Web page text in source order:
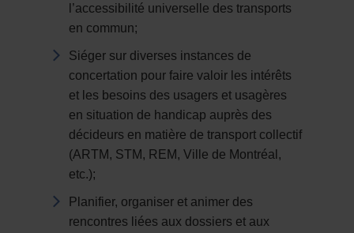
l’accessibilité universelle des transports
en commun;
Siéger sur diverses instances de
concertation pour faire valoir les intérêts
et les besoins des usagers et usagères
en situation de handicap auprès des
décideurs en matière de transport collectif
(ARTM, STM, REM, Ville de Montréal,
etc.);
Planifier, organiser et animer des
rencontres liées aux dossiers et aux